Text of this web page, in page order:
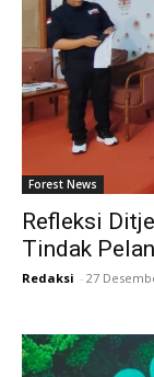
Forest News
Refleksi
Tindak
Redaksi - 27